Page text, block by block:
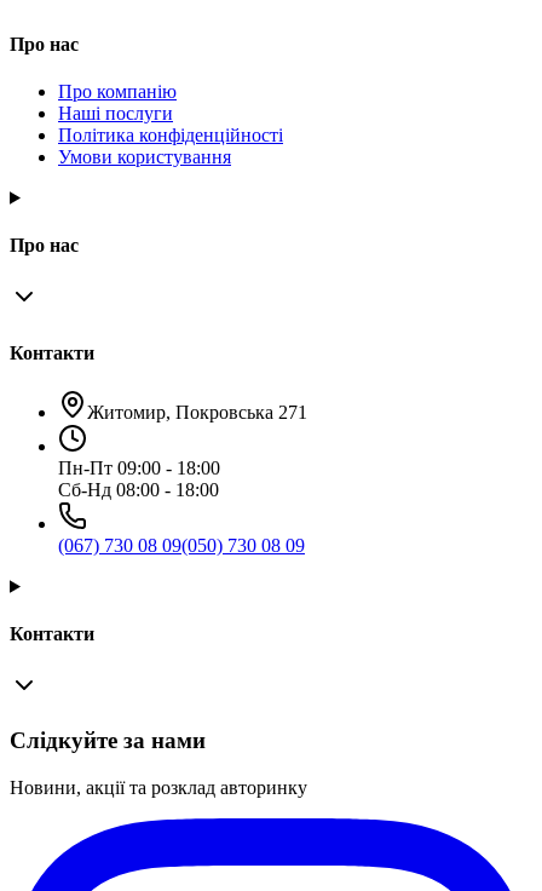
Про нас
Про компанію
Наші послуги
Політика конфіденційності
Умови користування
Про нас
Контакти
Житомир, Покровська 271
Пн-Пт 09:00 - 18:00
Сб-Нд 08:00 - 18:00
(067) 730 08 09(050) 730 08 09
Контакти
Слідкуйте за нами
Новини, акції та розклад авторинку